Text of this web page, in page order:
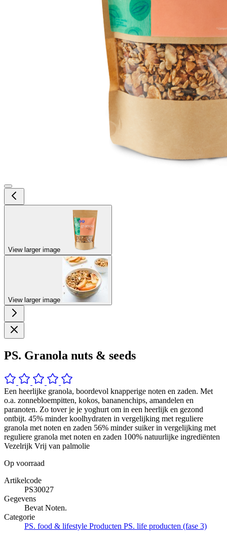
View larger image
View larger image
PS. Granola nuts & seeds
Een heerlijke granola, boordevol knapperige noten en zaden. Met
o.a. zonnebloempitten, kokos, bananenchips, amandelen en
paranoten. Zo tover je je yoghurt om in een heerlijk en gezond
ontbijt. 45% minder koolhydraten in vergelijking met reguliere
granola met noten en zaden 56% minder suiker in vergelijking met
reguliere granola met noten en zaden 100% natuurlijke ingrediënten
Vezelrijk Vrij van palmolie
Op voorraad
Artikelcode
PS30027
Gegevens
Bevat Noten.
Categorie
PS. food & lifestyle Producten PS. life producten (fase 3)